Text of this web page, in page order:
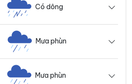
Có dông
Mưa phùn
Mưa phùn